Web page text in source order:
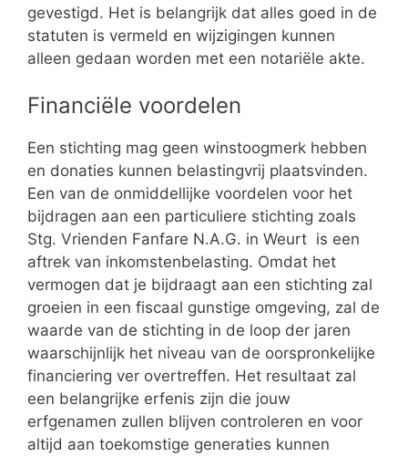
gevestigd. Het is belangrijk dat alles goed in de
statuten is vermeld en wijzigingen kunnen
alleen gedaan worden met een notariële akte.
Financiële voordelen
Een stichting mag geen winstoogmerk hebben
en donaties kunnen belastingvrij plaatsvinden.
Een van de onmiddellijke voordelen voor het
bijdragen aan een particuliere stichting zoals
Stg. Vrienden Fanfare N.A.G. in Weurt is een
aftrek van inkomstenbelasting. Omdat het
vermogen dat je bijdraagt aan een stichting zal
groeien in een fiscaal gunstige omgeving, zal de
waarde van de stichting in de loop der jaren
waarschijnlijk het niveau van de oorspronkelijke
financiering ver overtreffen. Het resultaat zal
een belangrijke erfenis zijn die jouw
erfgenamen zullen blijven controleren en voor
altijd aan toekomstige generaties kunnen